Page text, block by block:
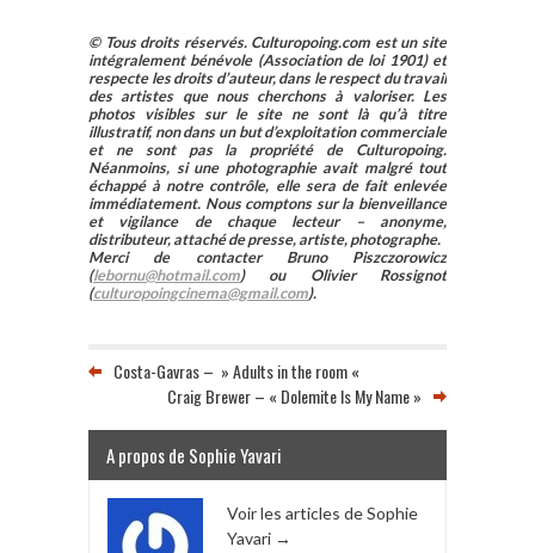
© Tous droits réservés. Culturopoing.com est un site
intégralement bénévole (Association de loi 1901) et
respecte les droits d’auteur, dans le respect du travail
des artistes que nous cherchons à valoriser. Les
photos visibles sur le site ne sont là qu’à titre
illustratif, non dans un but d’exploitation commerciale
et ne sont pas la propriété de Culturopoing.
Néanmoins, si une photographie avait malgré tout
échappé à notre contrôle, elle sera de fait enlevée
immédiatement. Nous comptons sur la bienveillance
et vigilance de chaque lecteur – anonyme,
distributeur, attaché de presse, artiste, photographe.
Merci de contacter Bruno Piszczorowicz
(lebornu@hotmail.com) ou Olivier Rossignot
(culturopoingcinema@gmail.com).
Costa-Gavras – » Adults in the room «
Craig Brewer – « Dolemite Is My Name »
A propos de Sophie Yavari
Voir les articles de Sophie
Yavari →